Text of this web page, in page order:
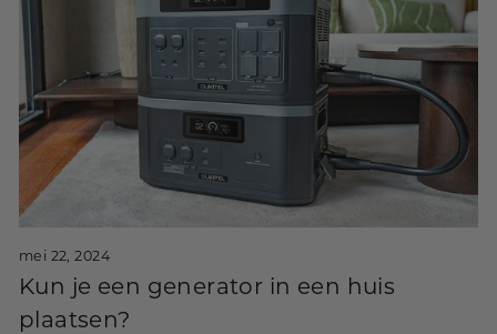
mei 22, 2024
Kun je een generator in een huis
plaatsen?